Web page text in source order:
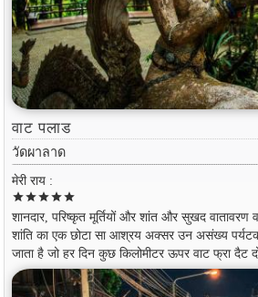
वाट पलाड
วัดผาลาด
मेरी राय :
starstarstarstarstar
शानदार, परिष्कृत मूर्तियों और शांत और सुखद वातावरण
शांति का एक छोटा सा आश्रय अक्सर उन असंख्य
जाता है जो हर दिन कुछ किलोमीटर ऊपर वाट फ्रा